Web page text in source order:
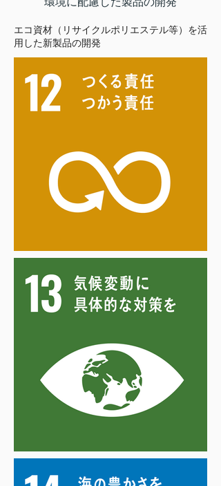
エコ資材（リサイクルポリエステル等）を活
用した新製品の開発